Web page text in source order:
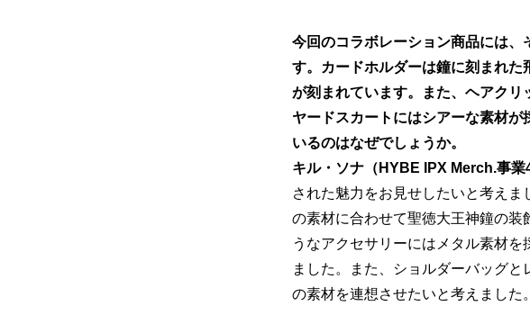
今回のコラボレーション商品には、
す。カードホルダーは鐘に刻まれ
が刻まれています。また、ヘアク
ヤードスカートにはシアーな素材
いるのはなぜでしょうか。
キル・ソナ（HYBE IPX Merch.事業
された魅力をお見せしたいと考え
の素材に合わせて聖徳大王神鐘の装
うなアクセサリーにはメタル素材
ました。また、ショルダーバッグ
の素材を連想させたいと考えました。